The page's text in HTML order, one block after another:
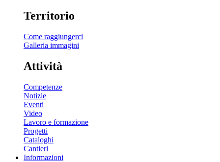
Territorio
Come raggiungerci
Galleria immagini
Attività
Competenze
Notizie
Eventi
Video
Lavoro e formazione
Progetti
Cataloghi
Cantieri
Informazioni